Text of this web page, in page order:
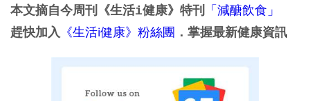
本文摘自今周刊《生活i健康》特刊 「減醣飲食」
趕快加入 《生活i健康》粉絲團 ．掌握最新健康資訊